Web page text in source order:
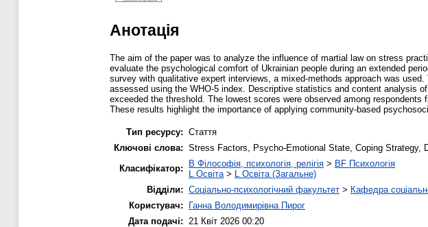
Анотація
The aim of the paper was to analyze the influence of martial law on stress
evaluate the psychological comfort of Ukrainian people during an extended
survey with qualitative expert interviews, a mixed-methods approach was
assessed using the WHO-5 index. Descriptive statistics and content analysis
exceeded the threshold. The lowest scores were observed among
These results highlight the importance of applying community-based
Тип ресурсу: Стаття
Ключові слова: Stress Factors, Psycho-Emotional State, Coping Strategy,
Класифікатор:
B Філософія, психологія, релігія > BF Психологія
L Освіта > L Освіта (Загальне)
Відділи: Соціально-психологічний факультет > Кафедра
Користувач:
Ганна Володимирівна Пирог
Дата подачі:
21 Квіт 2026 00:20